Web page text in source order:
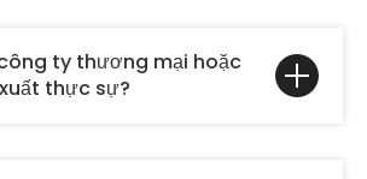
ty thương mại hoặc
thực sự?